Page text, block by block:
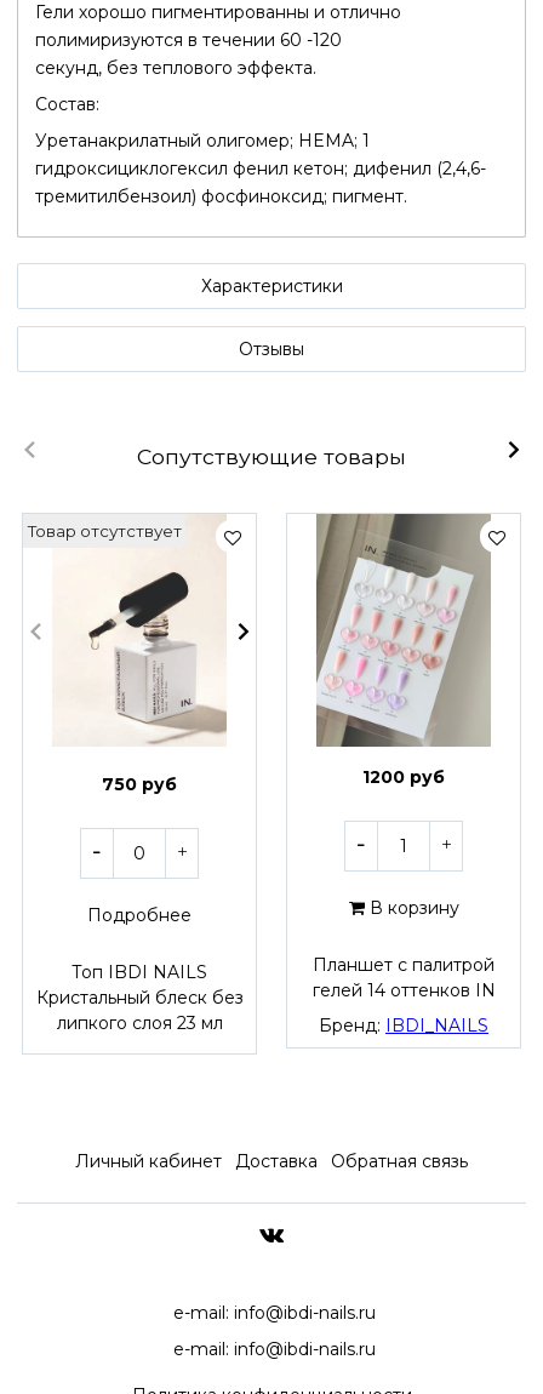
Гели хорошо пигментированны и отлично
полимиризуются в течении 60 -120
секунд, без теплового эффекта.
Состав:
Уретанакрилатный олигомер; HEMA; 1
гидроксициклогексил фенил кетон; дифенил (2,4,6-
тремитилбензоил) фосфиноксид; пигмент.
Характеристики
Отзывы
Сопутствующие товары
Товар отсутствует
750 руб
Подробнее
Топ IBDI NAILS
Кристальный блеск без
липкого слоя 23 мл
1200 руб
В корзину
Планшет с палитрой
гелей 14 оттенков IN
Бренд: IBDI_NAILS
Личный кабинет Доставка Обратная связь
e-mail: info@ibdi-nails.ru
e-mail: info@ibdi-nails.ru